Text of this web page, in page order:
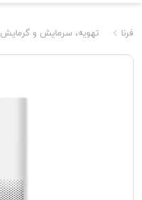
فرنا تهویه، سرمایش و گرمایش